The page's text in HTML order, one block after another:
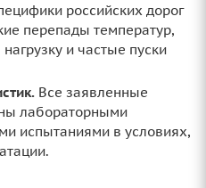
российских дорог
перепады температур,
и частые пуски
Все заявленные
лабораторными
испытаниями в условиях,